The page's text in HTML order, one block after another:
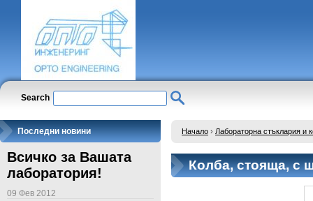
Search
Последни новини
Всичко за Вашата
лаборатория!
09 Фев 2012
Начало › Лабораторна стъклария и
Колба, стояща, с